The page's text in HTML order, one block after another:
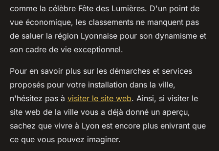
comme la célèbre Fête des Lumières. D'un point de
vue économique, les classements ne manquent pas
de saluer la région Lyonnaise pour son dynamisme et
son cadre de vie exceptionnel.
Pour en savoir plus sur les démarches et services
proposés pour votre installation dans la ville,
n'hésitez pas à visiter le site web. Ainsi, si visiter le
site web de la ville vous a déjà donné un aperçu,
sachez que vivre à Lyon est encore plus enivrant que
ce que vous pouvez imaginer.